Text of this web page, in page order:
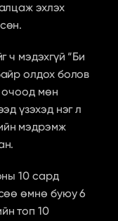
эхлэх
ч мэдэхгүй “Би
олдох болов
очоод мөн
үзэхэд нэг л
мэдрэмж
10 сард
өмнө буюу 6
топ 10